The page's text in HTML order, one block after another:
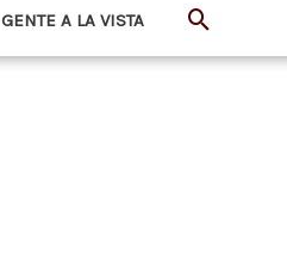
GENTE A LA VISTA Buscar